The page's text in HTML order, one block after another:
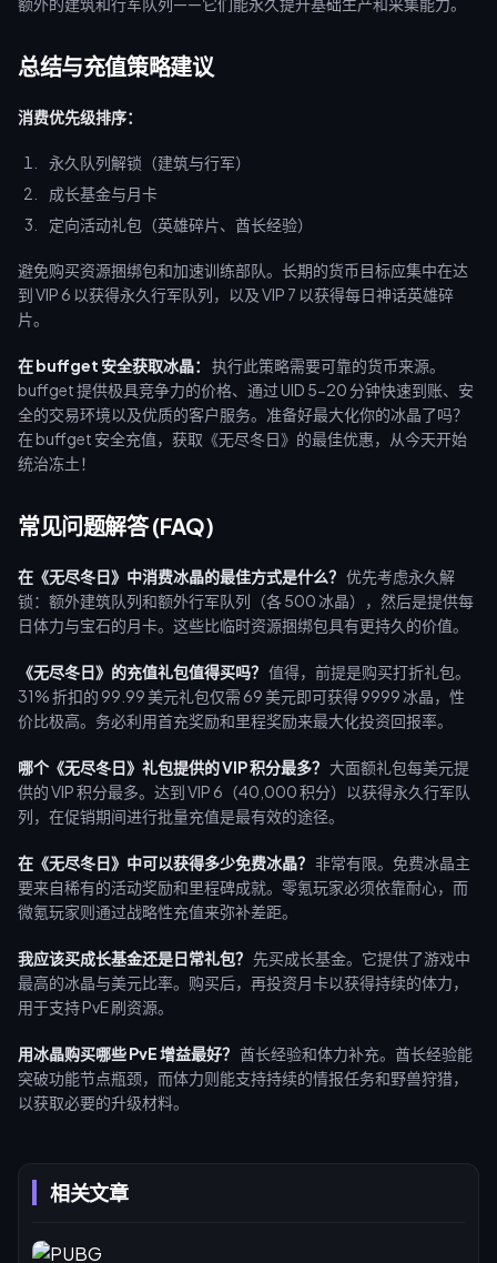
相关文章
总结与充值策略建议
消费优先级排序：
永久队列解锁（建筑与行军）
成长基金与月卡
定向活动礼包（英雄碎片、酋长经验）
避免购买资源捆绑包和加速训练部队。长期的货币目标应集中在达
到 VIP 6 以获得永久行军队列，以及 VIP 7 以获得每日神话英雄碎
片。
在 buffget 安全获取冰晶：
执行此策略需要可靠的货币来源。
buffget 提供极具竞争力的价格、通过 UID 5-20 分钟快速到账、安
全的交易环境以及优质的客户服务。准备好最大化你的冰晶了吗？
在 buffget 安全充值，获取《无尽冬日》的最佳优惠，从今天开始
统治冻土！
常见问题解答 (FAQ)
在《无尽冬日》中消费冰晶的最佳方式是什么？ 优先考虑永久解
锁：额外建筑队列和额外行军队列（各 500 冰晶），然后是提供每
日体力与宝石的月卡。这些比临时资源捆绑包具有更持久的价值。
《无尽冬日》的充值礼包值得买吗？ 值得，前提是购买打折礼包。
31% 折扣的 99.99 美元礼包仅需 69 美元即可获得 9999 冰晶，性
价比极高。务必利用首充奖励和里程奖励来最大化投资回报率。
哪个《无尽冬日》礼包提供的 VIP 积分最多？ 大面额礼包每美元提
供的 VIP 积分最多。达到 VIP 6（40,000 积分）以获得永久行军队
列，在促销期间进行批量充值是最有效的途径。
在《无尽冬日》中可以获得多少免费冰晶？ 非常有限。免费冰晶主
要来自稀有的活动奖励和里程碑成就。零氪玩家必须依靠耐心，而
微氪玩家则通过战略性充值来弥补差距。
我应该买成长基金还是日常礼包？ 先买成长基金。它提供了游戏中
最高的冰晶与美元比率。购买后，再投资月卡以获得持续的体力，
用于支持 PvE 刷资源。
用冰晶购买哪些 PvE 增益最好？ 酋长经验和体力补充。酋长经验能
突破功能节点瓶颈，而体力则能支持持续的情报任务和野兽狩猎，
以获取必要的升级材料。